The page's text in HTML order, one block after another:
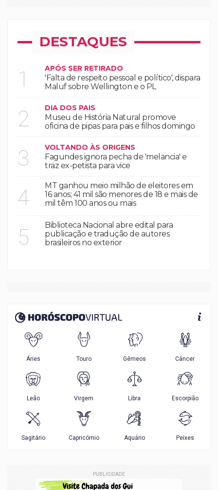
DESTAQUES
1 APÓS SER RETIRADO
'Falta de respeito pessoal e político', dispara
Maluf sobre Wellington e o PL
2 DIA DOS PAIS
Museu de História Natural promove
oficina de pipas para pais e filhos domingo
3 VOLTANDO ÀS ORIGENS
Fagundes ignora pecha de 'melancia' e
traz ex-petista para vice
4
MT ganhou meio milhão de eleitores em
16 anos; 41 mil são menores de 18 e mais de
mil têm 100 anos ou mais
5
Biblioteca Nacional abre edital para
publicação e tradução de autores
brasileiros no exterior
PUBLICIDADE